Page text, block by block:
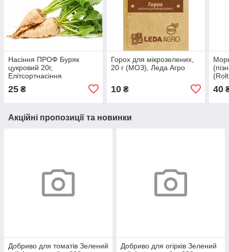
Насіння ПРОФ Буряк
цукровий 20г,
Елітсортнасіння
25 ₴
Горох для мікрозелених,
20 г (МОЗ), Леда Агро
10₴ 40
Акційні пропозиції та новинки
Добриво для томатів Зелений
Добриво для огірків Зелений